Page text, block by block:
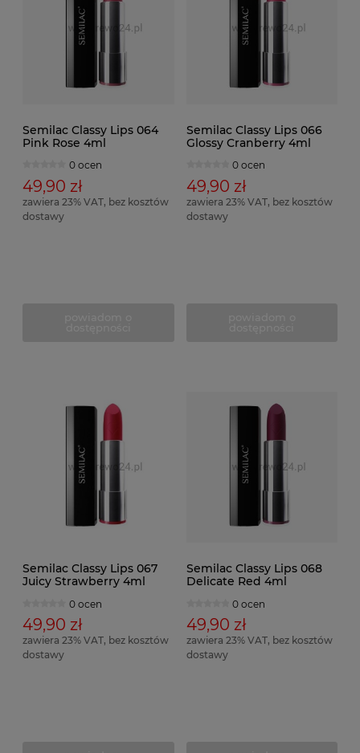
Semilac Classy Lips 064
Pink Rose 4ml
0 ocen
49,90 zł
zawiera 23% VAT, bez kosztów
dostawy
Semilac Classy Lips 066
Glossy Cranberry 4ml
0 ocen
49,90 zł
zawiera 23% VAT, bez kosztów
dostawy
Semilac Classy Lips 067
Juicy Strawberry 4ml
0 ocen
49,90 zł
zawiera 23% VAT, bez kosztów
dostawy
Semilac Classy Lips 068
Delicate Red 4ml
0 ocen
49,90 zł
zawiera 23% VAT, bez kosztów
dostawy